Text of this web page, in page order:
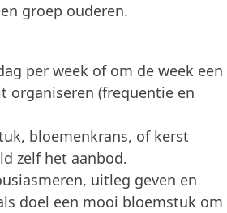
groep ouderen.
per week of om de week een
organiseren (frequentie en
bloemenkrans, of kerst
zelf het aanbod.
uitleg geven en
doel een mooi bloemstuk om